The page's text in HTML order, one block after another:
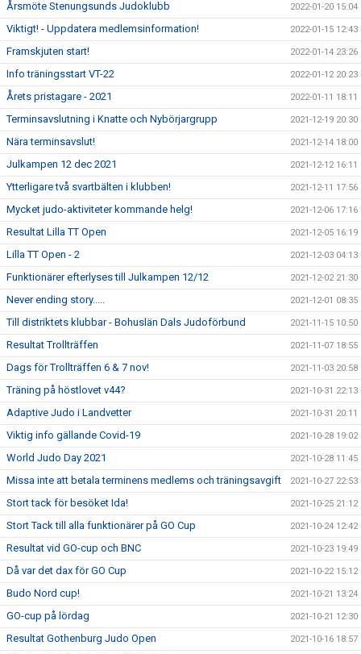
Årsmöte Stenungsunds Judoklubb 2022-01-20 15:04
Viktigt! - Uppdatera medlemsinformation! 2022-01-15 12:43
Framskjuten start! 2022-01-14 23:26
Info träningsstart VT-22 2022-01-12 20:23
Årets pristagare - 2021 2022-01-11 18:11
Terminsavslutning i Knatte och Nybörjargrupp 2021-12-19 20:30
Nära terminsavslut! 2021-12-14 18:00
Julkampen 12 dec 2021 2021-12-12 16:11
Ytterligare två svartbälten i klubben! 2021-12-11 17:56
Mycket judo-aktiviteter kommande helg! 2021-12-06 17:16
Resultat Lilla TT Open 2021-12-05 16:19
Lilla TT Open - 2 2021-12-03 04:13
Funktionärer efterlyses till Julkampen 12/12 2021-12-02 21:30
Never ending story..... 2021-12-01 08:35
Till distriktets klubbar - Bohuslän Dals Judoförbund 2021-11-15 10:50
Resultat Trollträffen 2021-11-07 18:55
Dags för Trollträffen 6 & 7 nov! 2021-11-03 20:58
Träning på höstlovet v44? 2021-10-31 22:13
Adaptive Judo i Landvetter 2021-10-31 20:11
Viktig info gällande Covid-19 2021-10-28 19:02
World Judo Day 2021 2021-10-28 11:45
Missa inte att betala terminens medlems och träningsavgift 2021-10-27 22:53
Stort tack för besöket Ida! 2021-10-25 21:12
Stort Tack till alla funktionärer på GO Cup 2021-10-24 12:42
Resultat vid GO-cup och BNC 2021-10-23 19:49
Då var det dax för GO Cup 2021-10-22 15:12
Budo Nord cup! 2021-10-21 13:24
GO-cup på lördag 2021-10-21 12:30
Resultat Gothenburg Judo Open 2021-10-16 18:57